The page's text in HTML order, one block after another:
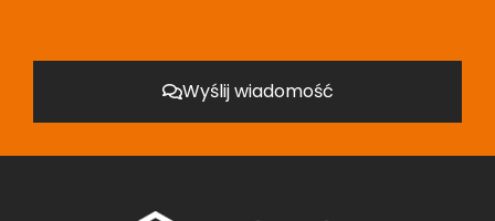
Wyślij wiadomość